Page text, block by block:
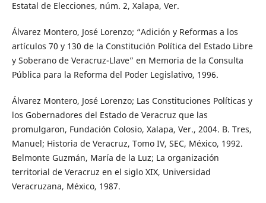
Estatal de Elecciones, núm. 2, Xalapa, Ver.
Álvarez Montero, José Lorenzo; “Adición y Reformas a los
artículos 70 y 130 de la Constitución Política del Estado Libre
y Soberano de Veracruz-Llave” en Memoria de la Consulta
Pública para la Reforma del Poder Legislativo, 1996.
Álvarez Montero, José Lorenzo; Las Constituciones Políticas y
los Gobernadores del Estado de Veracruz que las
promulgaron, Fundación Colosio, Xalapa, Ver., 2004. B. Tres,
Manuel; Historia de Veracruz, Tomo IV, SEC, México, 1992.
Belmonte Guzmán, María de la Luz; La organización
territorial de Veracruz en el siglo XIX, Universidad
Veracruzana, México, 1987.